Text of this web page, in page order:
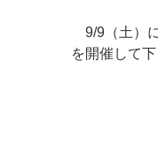
9/9（土）
を開催して下